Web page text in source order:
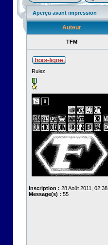
Aperçu avant impression
Auteur
TFM
Rulez
Inscription : 28 Août 2011, 02:38
Message(s) : 55